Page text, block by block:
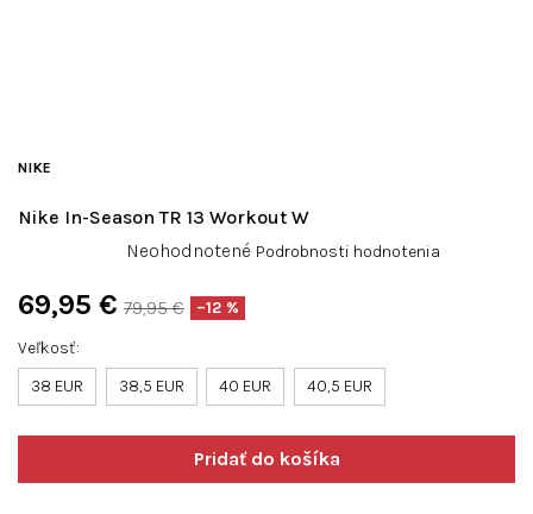
Veľkosť
38 EUR
38,5 EUR 40 EUR 40,5 EUR
79,95 € –12 %
69,95 €
Nike In-Season TR 13 Workout W
NIKE
Priemerné
produktu
je
z
5
Neohodnotené Podrobnosti hodnotenia